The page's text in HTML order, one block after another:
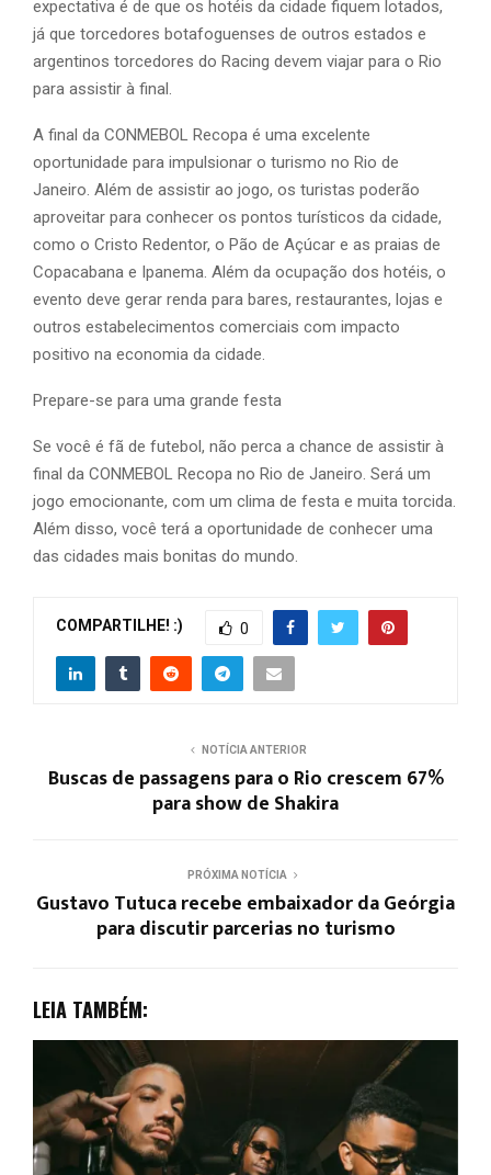
expectativa é de que os hotéis da cidade fiquem lotados,
já que torcedores botafoguenses de outros estados e
argentinos torcedores do Racing devem viajar para o Rio
para assistir à final.
A final da CONMEBOL Recopa é uma excelente
oportunidade para impulsionar o turismo no Rio de
Janeiro. Além de assistir ao jogo, os turistas poderão
aproveitar para conhecer os pontos turísticos da cidade,
como o Cristo Redentor, o Pão de Açúcar e as praias de
Copacabana e Ipanema. Além da ocupação dos hotéis, o
evento deve gerar renda para bares, restaurantes, lojas e
outros estabelecimentos comerciais com impacto
positivo na economia da cidade.
Prepare-se para uma grande festa
Se você é fã de futebol, não perca a chance de assistir à
final da CONMEBOL Recopa no Rio de Janeiro. Será um
jogo emocionante, com um clima de festa e muita torcida.
Além disso, você terá a oportunidade de conhecer uma
das cidades mais bonitas do mundo.
COMPARTILHE! :) 0
NOTÍCIA ANTERIOR
Buscas de passagens para o Rio crescem 67%
para show de Shakira
PRÓXIMA NOTÍCIA
Gustavo Tutuca recebe embaixador da Geórgia
para discutir parcerias no turismo
LEIA TAMBÉM: